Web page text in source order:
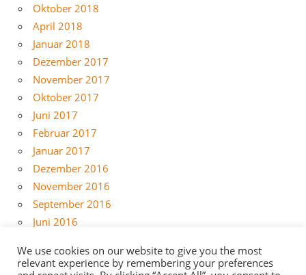
Oktober 2018
April 2018
Januar 2018
Dezember 2017
November 2017
Oktober 2017
Juni 2017
Februar 2017
Januar 2017
Dezember 2016
November 2016
September 2016
Juni 2016
April 2016
We use cookies on our website to give you the most
relevant experience by remembering your preferences